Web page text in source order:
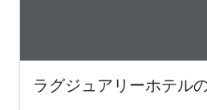
ラグジュアリーホテル